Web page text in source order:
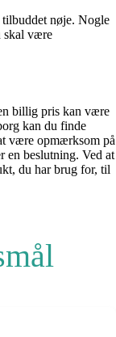
nøje. Nogle
skal være
billig pris kan være
kan du finde
være opmærksom på
en beslutning. Ved at
du har brug for, til